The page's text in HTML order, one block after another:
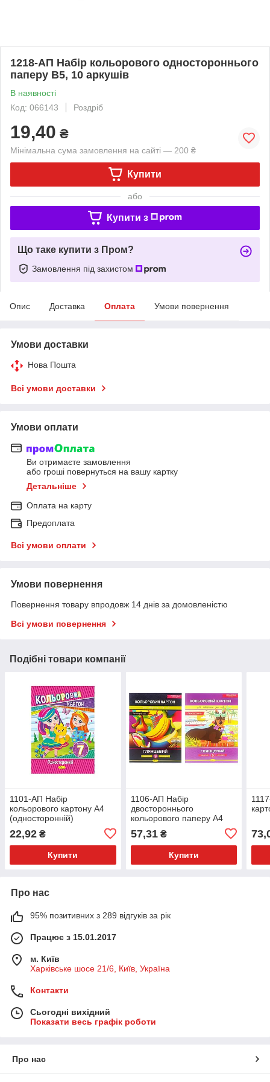
1218-АП Набір кольорового одностороннього
паперу В5, 10 аркушів
В наявності
Код: 066143
Роздріб
19,40 ₴
Мінімальна сума замовлення на сайті — 200 ₴
Купити
або
Купити з
Що таке купити з Пром?
Замовлення під захистом
Опис Доставка Оплата Умови повернення
Умови доставки
Нова Пошта
Всі умови доставки
Умови оплати
Ви отримаєте замовлення
або гроші повернуться на вашу картку
Детальніше
Оплата на карту
Предоплата
Всі умови оплати
Умови повернення
Повернення товару впродовж 14 днів за домовленістю
Всі умови повернення
Подібні товари компанії
1101-АП Набір
кольорового картону А4
(односторонній)
22,92 ₴
Купити
1106-АП Набір
двостороннього
кольорового паперу А4
57,31₴
Купити
Про нас
95% позитивних з 289 відгуків за рік
Працює з 15.01.2017
м. Київ
Харківське шосе 21/6, Київ, Україна
Контакти
Сьогодні вихідний
Показати весь графік роботи
Про нас